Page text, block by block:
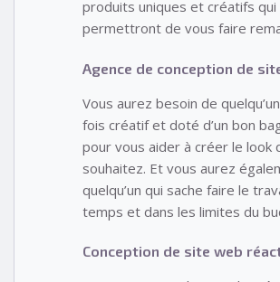
produits uniques et créatifs qui
permettront de vous faire
Agence de conception de
Vous aurez besoin de
fois créatif et doté d’un bon
pour vous aider à créer le look
souhaitez. Et vous aurez
quelqu’un qui sache faire le
temps et dans les limites du
Conception de site web